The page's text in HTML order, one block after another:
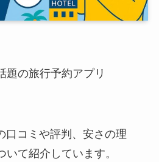
題の旅行予約アプリ
口コミや評判、安さの理
て紹介しています。